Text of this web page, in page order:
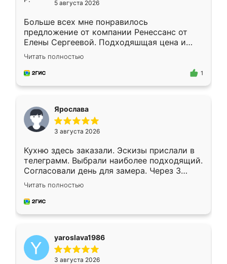
5 августа 2026
Больше всех мне понравилось
предложение от компании Ренессанс от
Елены Сергеевой. Подходяшщая цена и
короткие сроки изготовления. Приехавший
для замера сотрудник Владислав
предложил по моему эскизу самый
Читать полностью
1
Ярослава
3 августа 2026
Кухню здесь заказали. Эскизы прислали в
телеграмм. Выбрали наиболее подходящий.
Согласовали день для замера. Через 3
недели кухня была уже готова. Остались
довольны работой. Спасибо Ренессанс
мебель за качественную работу!
Читать полностью
yaroslava1986
3 августа 2026